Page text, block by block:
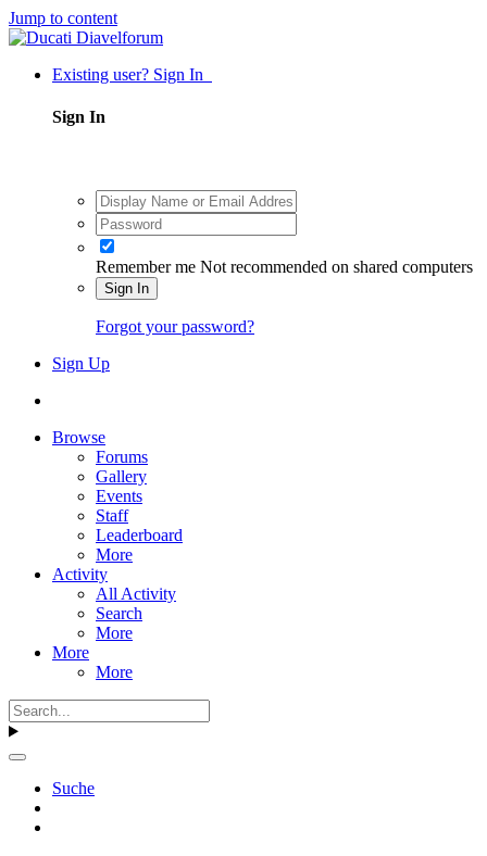
Jump to content
Existing user? Sign In
Sign In
Remember me Not recommended on shared computers
Sign In
Forgot your password?
Sign Up
Browse
Forums
Gallery
Events
Staff
Leaderboard
More
Activity
All Activity
Search
More
More
More
Suche